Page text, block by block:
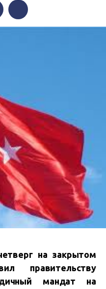
Telegram
на закрытом
правительству
мандат на